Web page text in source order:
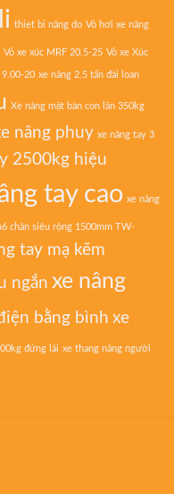
thiet bi nâng do Vỏ hơi xe nâng
Vỏ xe xúc MRF 20.5-25 Vỏ xe Xúc
9.00-20 xe nâng 2.5 tấn đài loan
Xe nâng mặt bàn con lăn 350kg
nâng phuy xe nâng tay 3
2500kg hiệu
tay cao xe nâng
chân siêu rộng 1500mm TW-
tay mạ kẽm
ngắn xe nâng
bằng bình xe
đứng lái xe thang nâng người